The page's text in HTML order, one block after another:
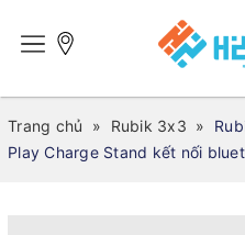
Trang chủ » Rubik 3x3 »
Play Charge Stand kết nối